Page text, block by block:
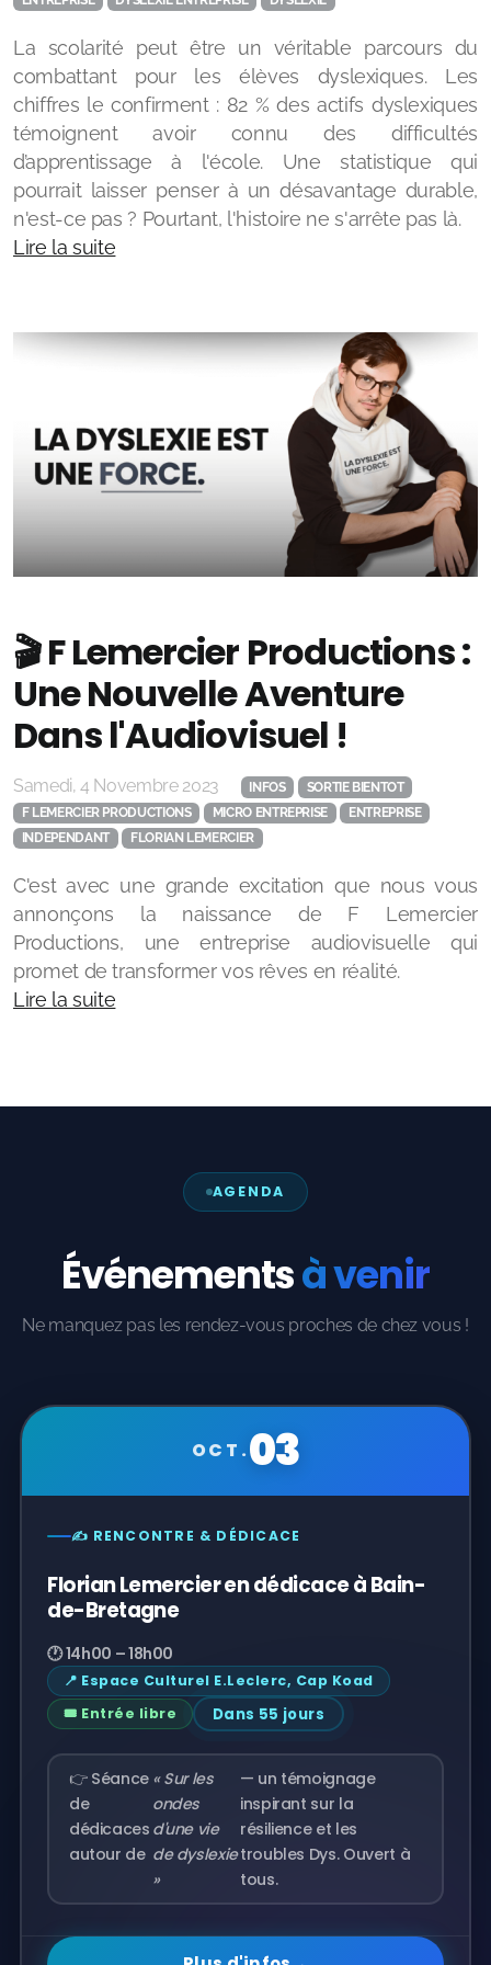
La scolarité peut être un véritable parcours du
combattant pour les élèves dyslexiques. Les
chiffres le confirment : 82 % des actifs dyslexiques
témoignent avoir connu des difficultés
d’apprentissage à l'école. Une statistique qui
pourrait laisser penser à un désavantage durable,
n'est-ce pas ? Pourtant, l'histoire ne s'arrête pas là.
Lire la suite
🎬 F Lemercier Productions :
Une Nouvelle Aventure
Dans l'Audiovisuel !
Samedi, 4 Novembre 2023 INFOS
SORTIE BIENTOT
F LEMERCIER PRODUCTIONS
MICRO ENTREPRISE
ENTREPRISE
INDEPENDANT
FLORIAN LEMERCIER
C'est avec une grande excitation que nous vous
annonçons la naissance de F Lemercier
Productions, une entreprise audiovisuelle qui
promet de transformer vos rêves en réalité.
Lire la suite
AGENDA
Événementsà venir
Ne manquez pas les rendez-vous proches de chez vous !
OCT.03
✍️ RENCONTRE & DÉDICACE
Florian Lemercier en dédicace à Bain-
de-Bretagne
🕐 14h00 – 18h00
📍 Espace Culturel E.Leclerc, Cap Koad
🎟️ Entrée libre
Dans 55 jours
👉 Séance
de
dédicaces
autour de
« Sur les
ondes
d'une vie
de dyslexie
»
— un témoignage
inspirant sur la
résilience et les
troubles Dys. Ouvert à
tous.
Mes Podcasts
Quartier Libre
UN PETIT DYS EN +
Les Vies Extraordinaires